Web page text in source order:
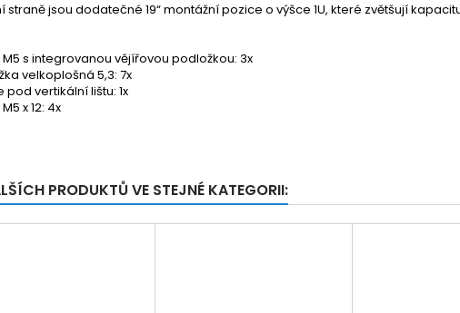
straně jsou dodatečné 19“ montážní pozice o výšce 1U, které zvětšují
M5 s integrovanou vějířovou podložkou: 3x
velkoplošná 5,3: 7x
pod vertikální lištu: 1x
x 12: 4x
PRODUKTŮ VE STEJNÉ KATEGORII: